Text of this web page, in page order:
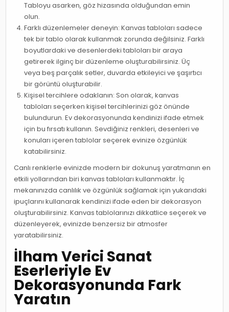
Tabloyu asarken, göz hizasında olduğundan emin
olun.
Farklı düzenlemeler deneyin: Kanvas tabloları sadece
tek bir tablo olarak kullanmak zorunda değilsiniz. Farklı
boyutlardaki ve desenlerdeki tabloları bir araya
getirerek ilginç bir düzenleme oluşturabilirsiniz. Üç
veya beş parçalık setler, duvarda etkileyici ve şaşırtıcı
bir görüntü oluşturabilir.
Kişisel tercihlere odaklanın: Son olarak, kanvas
tabloları seçerken kişisel tercihlerinizi göz önünde
bulundurun. Ev dekorasyonunda kendinizi ifade etmek
için bu fırsatı kullanın. Sevdiğiniz renkleri, desenleri ve
konuları içeren tablolar seçerek evinize özgünlük
katabilirsiniz.
Canlı renklerle evinizde modern bir dokunuş yaratmanın en
etkili yollarından biri kanvas tabloları kullanmaktır. İç
mekanınızda canlılık ve özgünlük sağlamak için yukarıdaki
ipuçlarını kullanarak kendinizi ifade eden bir dekorasyon
oluşturabilirsiniz. Kanvas tablolarınızı dikkatlice seçerek ve
düzenleyerek, evinizde benzersiz bir atmosfer
yaratabilirsiniz.
İlham Verici Sanat
Eserleriyle Ev
Dekorasyonunda Fark
Yaratın